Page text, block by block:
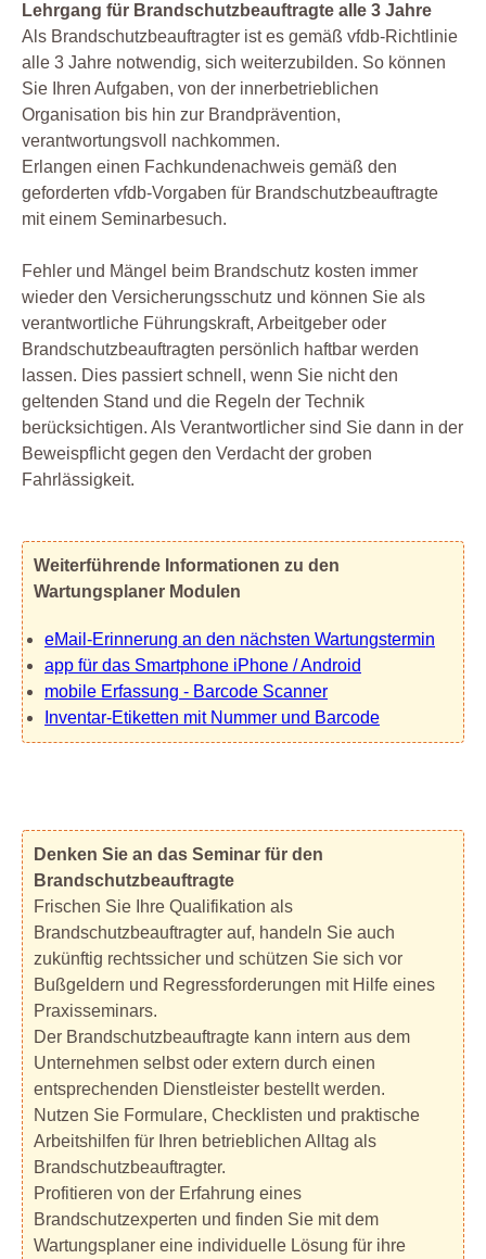
Lehrgang für Brandschutzbeauftragte alle 3 Jahre
Als Brandschutzbeauftragter ist es gemäß vfdb-Richtlinie
alle 3 Jahre notwendig, sich weiterzubilden. So können
Sie Ihren Aufgaben, von der innerbetrieblichen
Organisation bis hin zur Brandprävention,
verantwortungsvoll nachkommen.
Erlangen einen Fachkundenachweis gemäß den
geforderten vfdb-Vorgaben für Brandschutzbeauftragte
mit einem Seminarbesuch.
Fehler und Mängel beim Brandschutz kosten immer
wieder den Versicherungsschutz und können Sie als
verantwortliche Führungskraft, Arbeitgeber oder
Brandschutzbeauftragten persönlich haftbar werden
lassen. Dies passiert schnell, wenn Sie nicht den
geltenden Stand und die Regeln der Technik
berücksichtigen. Als Verantwortlicher sind Sie dann in der
Beweispflicht gegen den Verdacht der groben
Fahrlässigkeit.
Weiterführende Informationen zu den
Wartungsplaner Modulen
eMail-Erinnerung an den nächsten Wartungstermin
app für das Smartphone iPhone / Android
mobile Erfassung - Barcode Scanner
Inventar-Etiketten mit Nummer und Barcode
Denken Sie an das Seminar für den
Brandschutzbeauftragte
Frischen Sie Ihre Qualifikation als
Brandschutzbeauftragter auf, handeln Sie auch
zukünftig rechtssicher und schützen Sie sich vor
Bußgeldern und Regressforderungen mit Hilfe eines
Praxisseminars.
Der Brandschutzbeauftragte kann intern aus dem
Unternehmen selbst oder extern durch einen
entsprechenden Dienstleister bestellt werden.
Nutzen Sie Formulare, Checklisten und praktische
Arbeitshilfen für Ihren betrieblichen Alltag als
Brandschutzbeauftragter.
Profitieren von der Erfahrung eines
Brandschutzexperten und finden Sie mit dem
Wartungsplaner eine individuelle Lösung für ihre